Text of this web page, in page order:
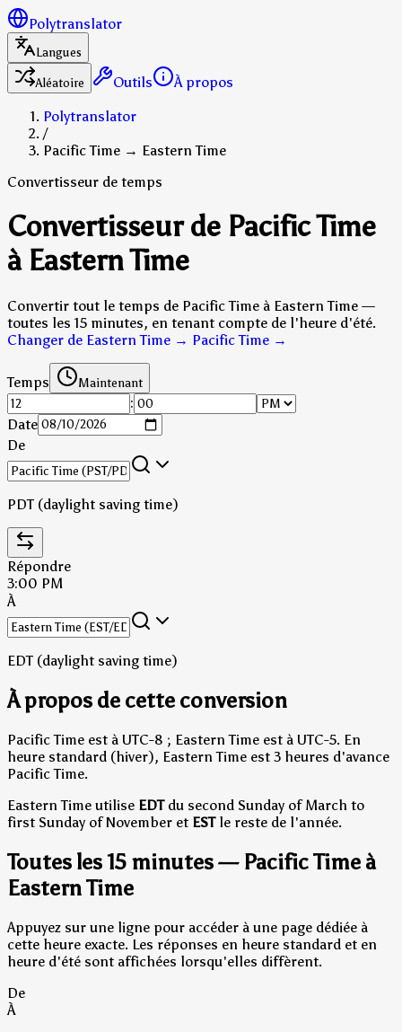
Polytranslator
Langues
Aléatoire
Outils
À propos
Polytranslator
/
Pacific Time → Eastern Time
Convertisseur de temps
Convertisseur de Pacific Time
à Eastern Time
Convertir tout le temps de Pacific Time à Eastern Time —
toutes les 15 minutes, en tenant compte de l'heure d'été.
Changer de Eastern Time → Pacific Time →
Temps Maintenant
:
Date
De
PDT (daylight saving time)
Répondre
3:00 PM
À
EDT (daylight saving time)
À propos de cette conversion
Pacific Time est à UTC-8 ; Eastern Time est à UTC-5. En
heure standard (hiver), Eastern Time est 3 heures d'avance
Pacific Time.
Eastern Time utilise EDTdu second Sunday of March to
first Sunday of November et ESTle reste de l'année.
Toutes les 15 minutes — Pacific Time à
Eastern Time
Appuyez sur une ligne pour accéder à une page dédiée à
cette heure exacte. Les réponses en heure standard et en
heure d'été sont affichées lorsqu'elles diffèrent.
De
À